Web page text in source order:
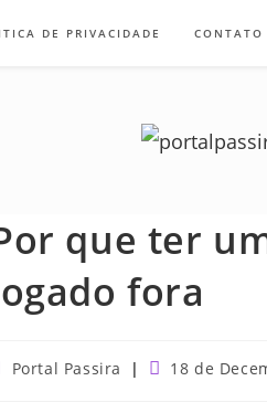
DE PRIVACIDADE CONTATO
que ter
fora
Portal Passira
Post18 de